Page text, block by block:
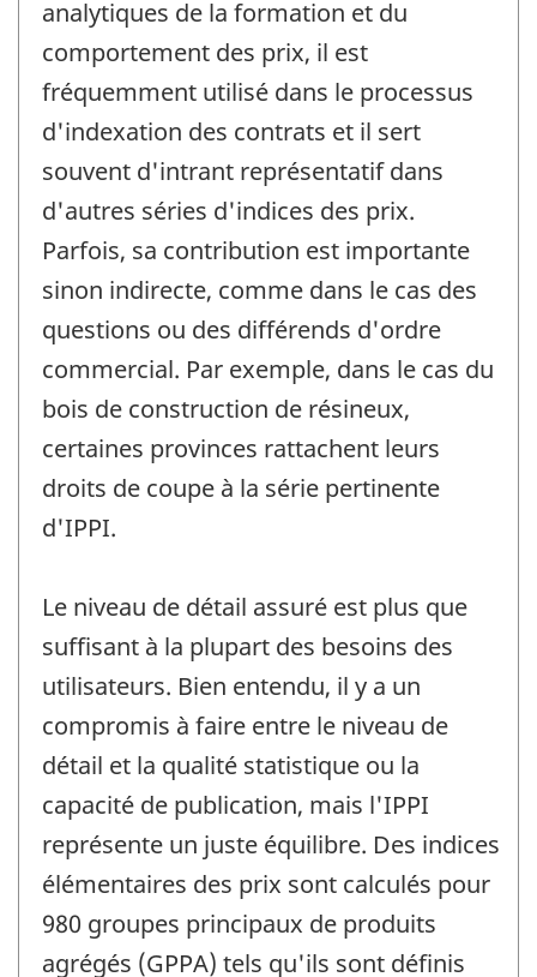
analytiques de la formation et du
comportement des prix, il est
fréquemment utilisé dans le processus
d'indexation des contrats et il sert
souvent d'intrant représentatif dans
d'autres séries d'indices des prix.
Parfois, sa contribution est importante
sinon indirecte, comme dans le cas des
questions ou des différends d'ordre
commercial. Par exemple, dans le cas du
bois de construction de résineux,
certaines provinces rattachent leurs
droits de coupe à la série pertinente
d'IPPI.
Le niveau de détail assuré est plus que
suffisant à la plupart des besoins des
utilisateurs. Bien entendu, il y a un
compromis à faire entre le niveau de
détail et la qualité statistique ou la
capacité de publication, mais l'IPPI
représente un juste équilibre. Des indices
élémentaires des prix sont calculés pour
980 groupes principaux de produits
agrégés (GPPA) tels qu'ils sont définis